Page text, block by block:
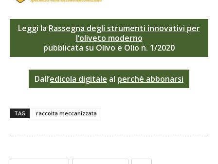
Leggi la Rassegna degli strumenti innovativi per
l’oliveto moderno
pubblicata su Olivo e Olio n. 1/2020
Dall’edicola digitale al perché abbonarsi
TAG raccolta meccanizzata